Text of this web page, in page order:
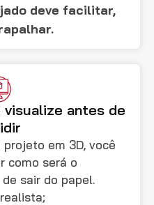
deve facilitar,
visualize antes de
em 3D, você
como será o
sair do papel.